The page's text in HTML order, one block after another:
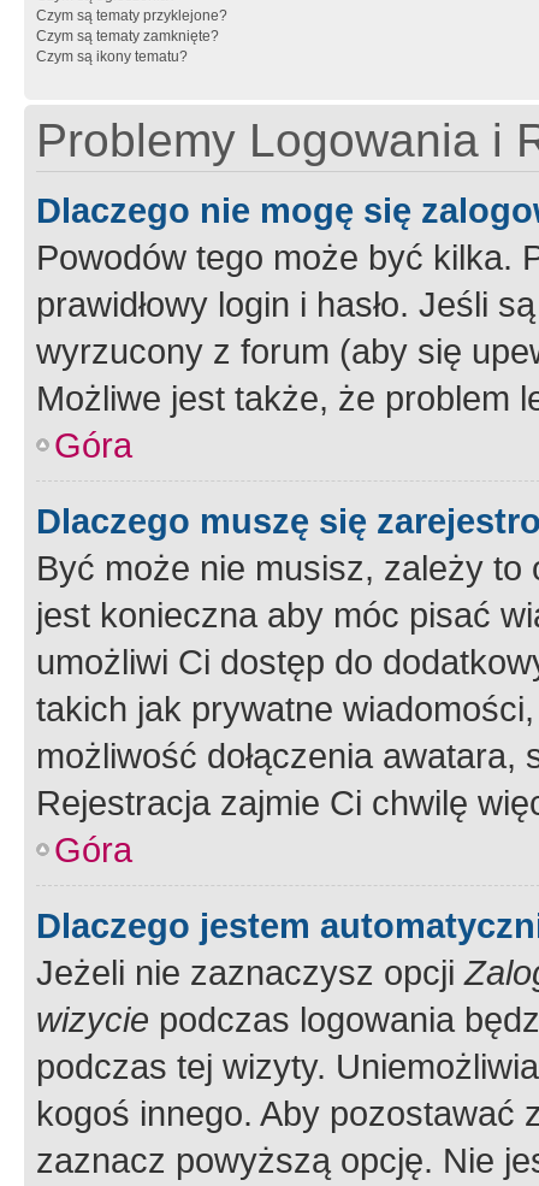
Czym są tematy przyklejone?
Czym są tematy zamknięte?
Czym są ikony tematu?
Problemy Logowania i
Dlaczego nie mogę się
Powodów tego może być kilka.
prawidłowy login i hasło. Jeśli
wyrzucony z forum (aby się
Możliwe jest także, że problem
Góra
Dlaczego muszę się
Być może nie musisz, zależy
jest konieczna aby móc pisać
umożliwi Ci dostęp do
takich jak prywatne
możliwość dołączenia
Rejestracja zajmie Ci chwilę
Góra
Dlaczego jestem
Jeżeli nie zaznaczysz opcji
wizycie podczas logowania
podczas tej wizyty.
kogoś innego. Aby pozostawać
zaznacz powyższą opcję. Nie